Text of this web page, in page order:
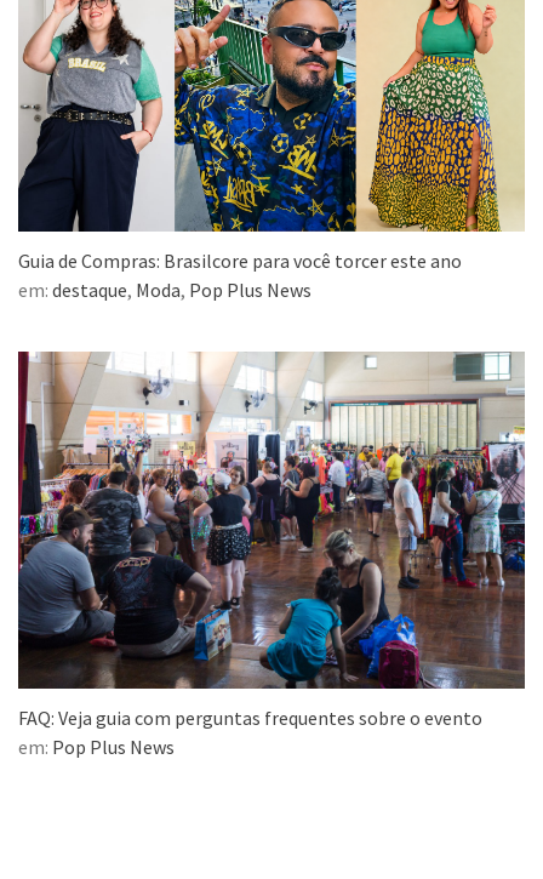
Guia de Compras: Brasilcore para você torcer este ano
em: destaque, Moda, Pop Plus News
FAQ: Veja guia com perguntas frequentes sobre o evento
em: Pop Plus News